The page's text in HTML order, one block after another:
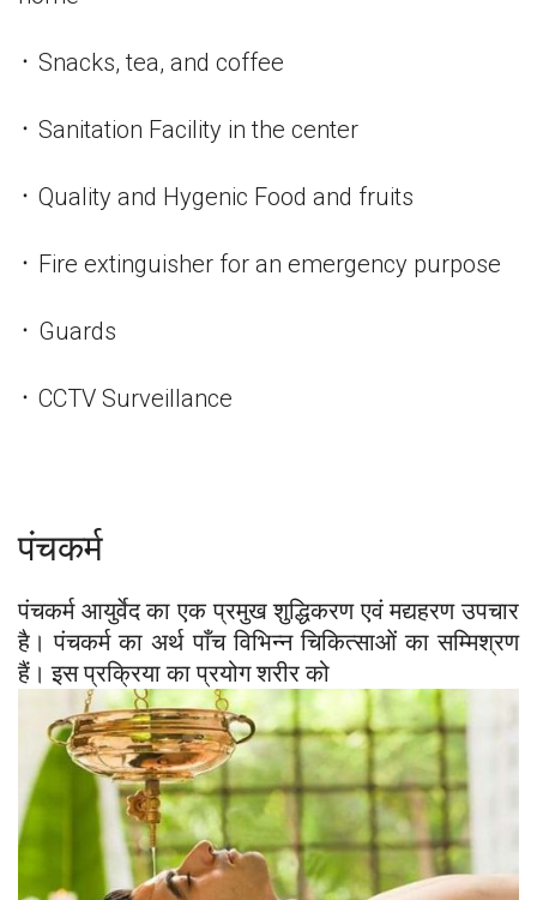
᛫ Snacks, tea, and coffee
᛫ Sanitation Facility in the center
᛫ Quality and Hygenic Food and fruits
᛫ Fire extinguisher for an emergency purpose
᛫ Guards
᛫ CCTV Surveillance
पंचकर्म
पंचकर्म आयुर्वेद का एक प्रमुख शुद्धिकरण एवं मद्यहरण उपचार
है। पंचकर्म का अर्थ पाँच विभिन्न चिकित्साओं का सम्मिश्रण
हैं। इस प्रक्रिया का प्रयोग शरीर को